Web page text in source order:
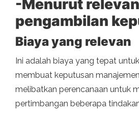
-Menurut
pengambilan
Biaya yang relevan
Ini adalah biaya yang tepat
membuat keputusan
melibatkan perencanaan untuk
pertimbangan beberapa